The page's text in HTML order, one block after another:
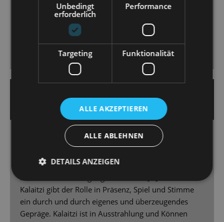
Idee der „Hollywood Harmonists“, sieben männliche
Chorgesang à la Comedian Harmonists bieten und
witzig choreografierte Bewegungsabläufe, die man
sich gern anschaut.
DRESDNER MORGENPOST
Einsame Diva
„Kinostar!“ startet die Staatsoperette Dresden ihre
neue Saison auf vergnügliche Weise. […] Dimitra
Kalaitzi gibt der Rolle in Präsenz, Spiel und Stimme
ein durch und durch eigenes und überzeugendes
Gepräge. Kalaitzi ist in Ausstrahlung und Können
Unbedingt
erforderlich
Performance
Targeting Funktionalität
ALLE AKZEPTIEREN
ALLE ABLEHNEN
DETAILS ANZEIGEN